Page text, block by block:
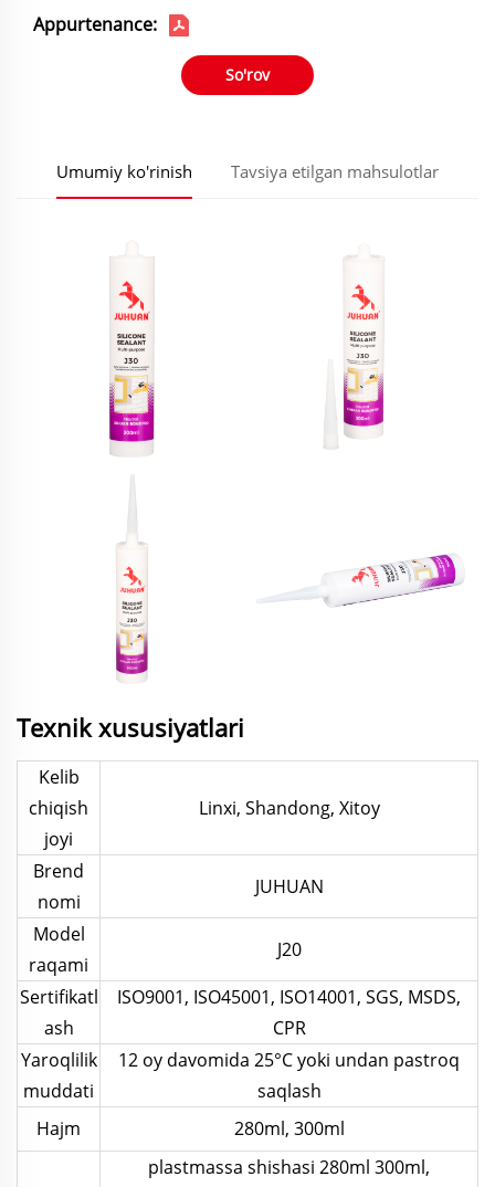
Appurtenance:
So'rov
Umumiy ko'rinish Tavsiya etilgan mahsulotlar
Texnik xususiyatlari
Kelib
chiqish
joyi
Linxi, Shandong, Xitoy
Brend
nomi
JUHUAN
Model
raqami
J20
Sertifikatl
ash
ISO9001, ISO45001, ISO14001, SGS, MSDS,
CPR
Yaroqlilik
muddati
12 oy davomida 25°C yoki undan pastroq
saqlash
Hajm
280ml, 300ml
plastmassa shishasi 280ml 300ml,